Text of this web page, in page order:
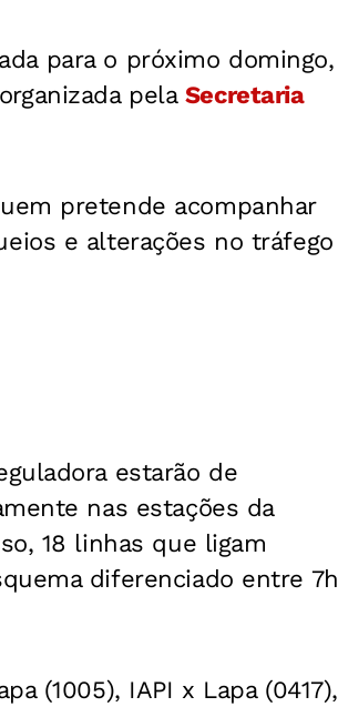
para o próximo domingo,
pela Secretaria
pretende acompanhar
e alterações no tráfego
estarão de
nas estações da
18 linhas que ligam
diferenciado entre 7h
(1005), IAPI x Lapa (0417),